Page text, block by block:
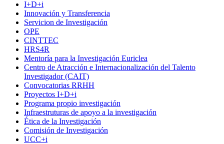
I+D+i
Innovación y Transferencia
Servicion de Investigación
OPE
CINTTEC
HRS4R
Mentoría para la Investigación Euriclea
Centro de Atracción e Internacionalización del Talento
Investigador (CAIT)
Convocatorias RRHH
Proyectos I+D+i
Programa propio investigación
Infraestruturas de apoyo a la investigación
Ética de la Investigación
Comisión de Investigación
UCC+i